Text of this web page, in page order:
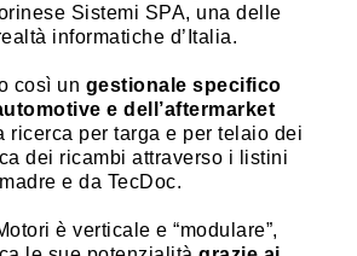
Sistemi SPA, una delle
informatiche d’Italia.
così un gestionale specifico
e dell’aftermarket
ricerca per targa e per telaio dei
dei ricambi attraverso i listini
e da TecDoc.
è verticale e “modulare”,